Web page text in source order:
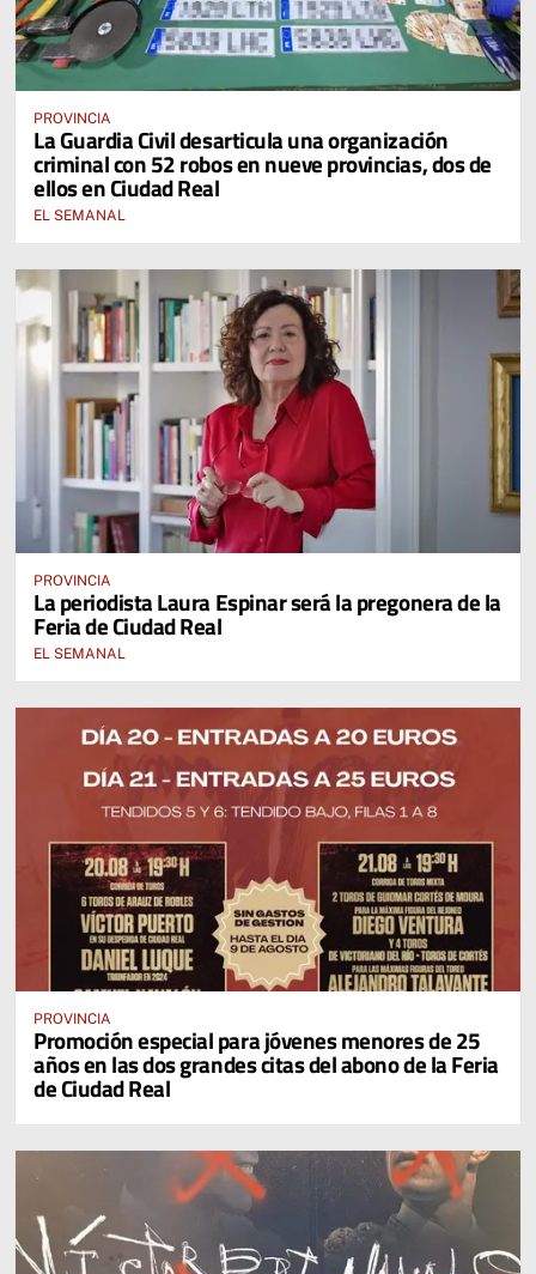
PROVINCIA
La Guardia Civil desarticula una organización
criminal con 52 robos en nueve provincias, dos de
ellos en Ciudad Real
EL SEMANAL
PROVINCIA
La periodista Laura Espinar será la pregonera de la
Feria de Ciudad Real
EL SEMANAL
PROVINCIA
Promoción especial para jóvenes menores de 25
años en las dos grandes citas del abono de la Feria
de Ciudad Real